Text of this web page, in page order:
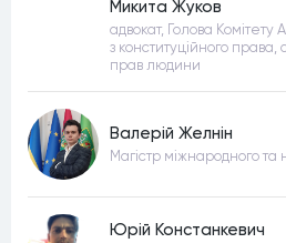
Микита Жуков
адвокат, Голова Комітету
з конституційного права,
прав людини
Валерій Желнін
Магістр міжнародного
Юрій Констанкевич